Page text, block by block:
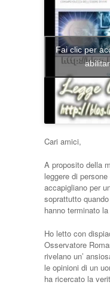
Fai clic per
Cari amici,
A proposito della
leggere di
accapigliano per
soprattutto
hanno terminato
Ho letto con
Osservatore
rivelano un’
le opinioni di un
ha ricercato la